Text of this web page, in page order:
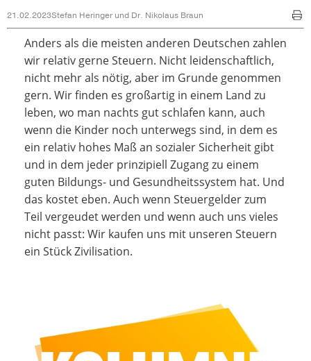
21.02.2023Stefan Heringer und Dr. Nikolaus Braun
Anders als die meisten anderen Deutschen zahlen
wir relativ gerne Steuern. Nicht leidenschaftlich,
nicht mehr als nötig, aber im Grunde genommen
gern. Wir finden es großartig in einem Land zu
leben, wo man nachts gut schlafen kann, auch
wenn die Kinder noch unterwegs sind, in dem es
ein relativ hohes Maß an sozialer Sicherheit gibt
und in dem jeder prinzipiell Zugang zu einem
guten Bildungs- und Gesundheitssystem hat. Und
das kostet eben. Auch wenn Steuergelder zum
Teil vergeudet werden und wenn auch uns vieles
nicht passt: Wir kaufen uns mit unseren Steuern
ein Stück Zivilisation.